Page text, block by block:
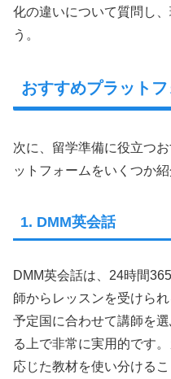
化の違いについて質問し
う。
おすすめプラット
次に、留学準備に役立つ
ットフォームをいくつか紹
1. DMM英会話
DMM英会話は、24時間
師からレッスンを受けら
予定国に合わせて講師を
る上で非常に実用的です
応じた教材を使い分けるこ